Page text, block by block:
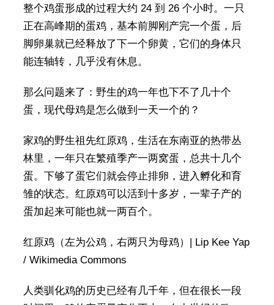
整个鸡蛋形成的过程大约 24 到 26 个小时。一只
正在高峰期的蛋鸡，基本前脚刚产完一个蛋，后
脚卵巢就已经释放了下一个卵黄，它们的身体只
能连轴转，几乎没有休息。
那么问题来了：野生的鸡一年也下不了几十个
蛋，现代母鸡是怎么做到一天一个的？
家鸡的野生祖先红原鸡，生活在东南亚的热带丛
林里，一年只在繁殖季产一两窝蛋，总共十几个
蛋。下够了蛋它们就会停止排卵，进入孵化和育
雏的状态。红原鸡可以活到十多岁，一辈子产的
蛋加起来可能也就一两百个。
红原鸡（左为公鸡，右两只为母鸡）| Lip Kee Yap
/ Wikimedia Commons
人类驯化鸡的历史已经有几千年，但在很长一段